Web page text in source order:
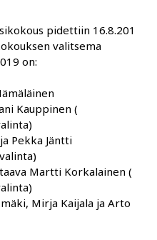
pidettiin 16.8.201
valitsema
on:
Kauppinen (
Pekka Jäntti
Martti Korkalainen (
Mirja Kaijala ja Arto